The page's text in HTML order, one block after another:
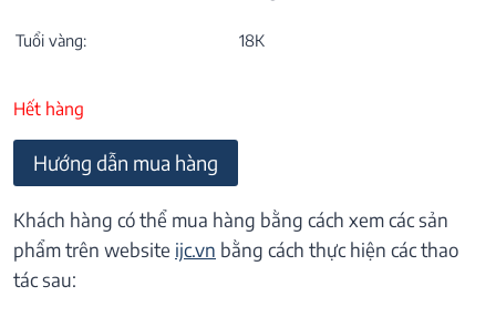
Tuổi vàng: 18K
Hết hàng
Hướng dẫn mua hàng
Khách hàng có thể mua hàng bằng cách xem các sản
phẩm trên website ijc.vn bằng cách thực hiện các thao
tác sau: